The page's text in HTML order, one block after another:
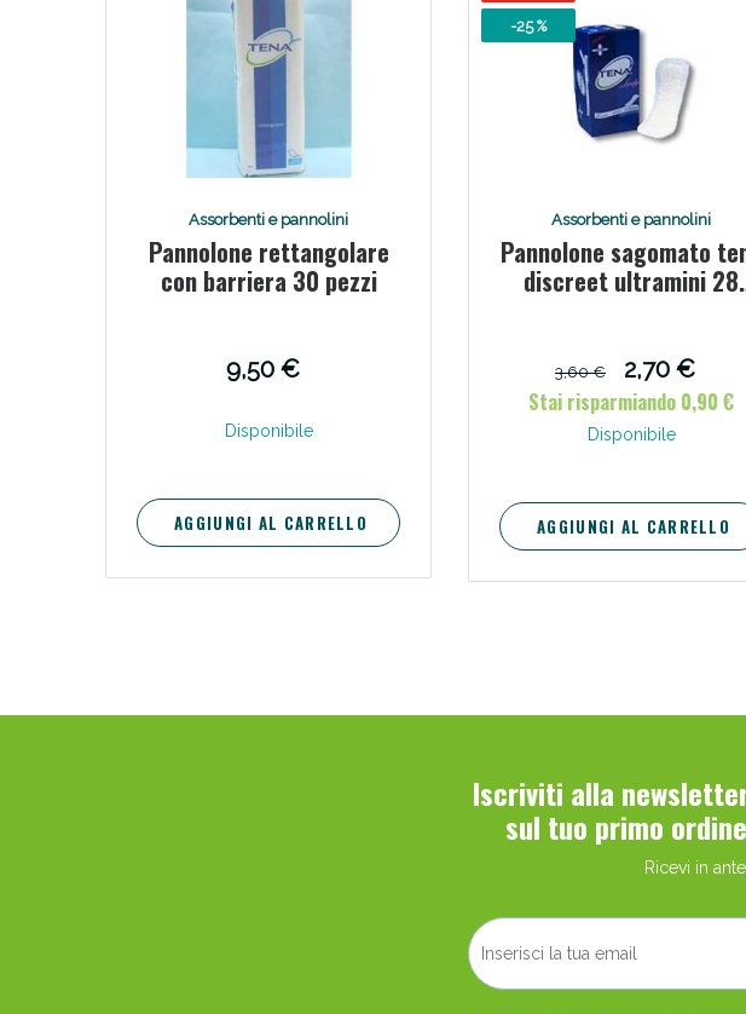
Assorbenti e pannolini
Pannolone rettangolare
con barriera 30 pezzi
9,50 €
Disponibile
AGGIUNGI AL CARRELLO
-25 %
Assorbenti e pannolini
Pannolone sagomato
discreet ultramini 28
3,60 €
2,70 €
Stai risparmiando 0,90 €
Disponibile
AGGIUNGI AL CARRELLO
Iscriviti alla
sul tuo primo
Ricevi in
Benessere